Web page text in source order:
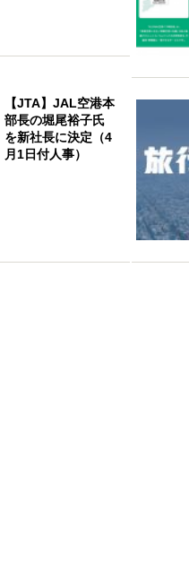
【JTA】JAL空港本
部長の堀尾裕子氏
を新社長に決定（4
月1日付人事）